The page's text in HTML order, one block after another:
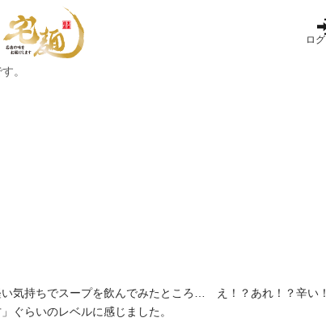
ロ
。
気持ちでスープを飲んでみたところ… え！？あれ！？辛い
ぐらいのレベルに感じました。